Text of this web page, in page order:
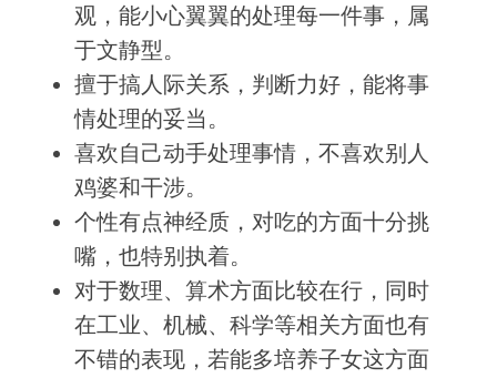
观，能小心翼翼的处理每一件事，属
于文静型。
擅于搞人际关系，判断力好，能将事
情处理的妥当。
喜欢自己动手处理事情，不喜欢别人
鸡婆和干涉。
个性有点神经质，对吃的方面十分挑
嘴，也特别执着。
对于数理、算术方面比较在行，同时
在工业、机械、科学等相关方面也有
不错的表现，若能多培养子女这方面